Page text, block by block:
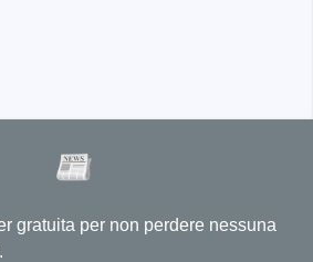
gratuita per non perdere nessuna